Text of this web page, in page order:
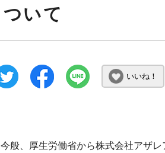
ついて
いいね！
今般、厚生労働省から株式会社アザ